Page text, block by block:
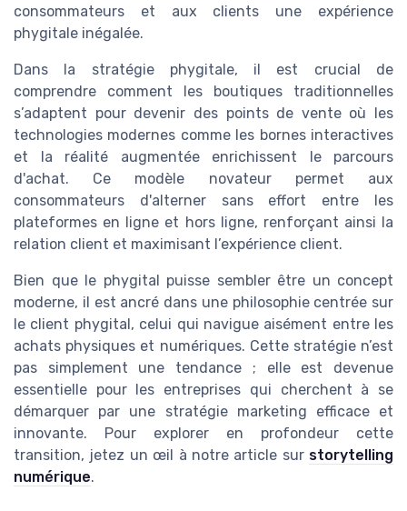
consommateurs et aux clients une expérience
phygitale inégalée.
Dans la stratégie phygitale, il est crucial de
comprendre comment les boutiques traditionnelles
s’adaptent pour devenir des points de vente où les
technologies modernes comme les bornes interactives
et la réalité augmentéeenrichissent le parcours
d'achat. Ce modèle novateur permet aux
consommateurs d'alterner sans effort entre les
plateformes en ligne et hors ligne, renforçant ainsi la
relation client et maximisant l’expérience client.
Bien que le phygital puisse sembler être un concept
moderne, il est ancré dans une philosophie centrée sur
le client phygital, celui qui navigue aisément entre les
achats physiques et numériques. Cette stratégie n’est
pas simplement une tendance ; elle est devenue
essentielle pour les entreprises qui cherchent à se
démarquer par une stratégie marketing efficace et
innovante. Pour explorer en profondeur cette
transition, jetez un œil à notre article sur storytelling
numérique.